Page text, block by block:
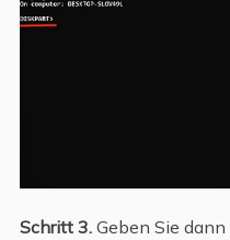
Schritt 3.Geben Sie dann